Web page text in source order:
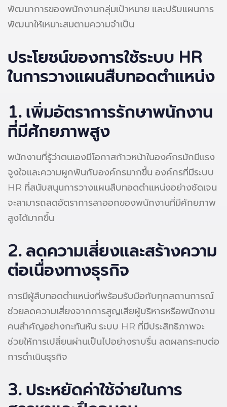
พัฒนาการของพนักงานกลุ่มเป้าหมาย และปรับแผนการ
พัฒนาให้เหมาะสมตามความจำเป็น
ประโยชน์ของการใช้ระบบ HR
ในการวางแผนสืบทอดตำแหน่ง
1. เพิ่มอัตราการรักษาพนักงาน
ที่มีศักยภาพสูง
พนักงานที่รู้ว่าตนเองมีโอกาสก้าวหน้าในองค์กรมักมีแรง
จูงใจและความผูกพันกับองค์กรมากขึ้น องค์กรที่มีระบบ
HR ที่สนับสนุนการวางแผนสืบทอดตำแหน่งอย่างชัดเจน
จะสามารถลดอัตราการลาออกของพนักงานที่มีศักยภาพ
สูงได้มากขึ้น
2. ลดความเสี่ยงและสร้างความ
ต่อเนื่องทางธุรกิจ
การมีผู้สืบทอดตำแหน่งที่พร้อมรับมือกับทุกสถานการณ์
ช่วยลดความเสี่ยงจากการสูญเสียผู้บริหารหรือพนักงาน
คนสำคัญอย่างกะทันหัน ระบบ HR ที่มีประสิทธิภาพจะ
ช่วยให้การเปลี่ยนผ่านเป็นไปอย่างราบรื่น ลดผลกระทบต่อ
การดำเนินธุรกิจ
3. ประหยัดค่าใช้จ่ายในการ